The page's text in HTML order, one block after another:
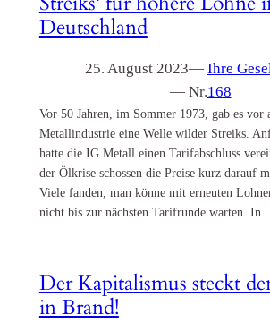
Deutschland
25. August 2023— Ihre
— Nr.168
Vor 50 Jahren, im Sommer 1973, gab es vor
Metallindustrie eine Welle wilder Streiks.
hatte die IG Metall einen Tarifabschluss
der Ölkrise schossen die Preise kurz darauf
Viele fanden, man könne mit erneuten
nicht bis zur nächsten Tarifrunde warten. In…
Der Kapitalismus steckt
in Brand!